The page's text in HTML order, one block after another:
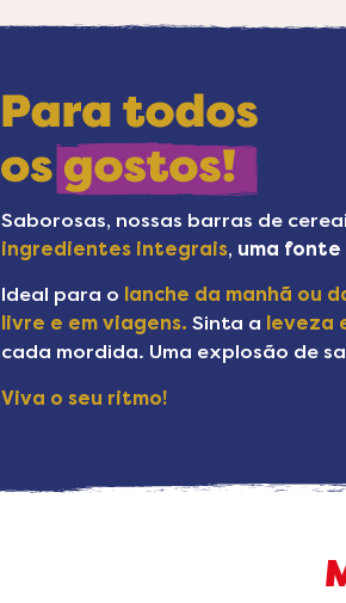
Saborosas, nossas barras de
ingredientes integrais, uma fonte
Ideal para o lanche da manhã ou
livre e em viagens. Sinta a leveza
cada mordida. Uma explosão de
Viva o seu ritmo!